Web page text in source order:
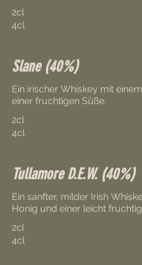
2cl
4cl
Slane (40%)
Ein irischer Whiskey mit
2cl
4cl
Tullamore D.E.W. (40%)
Ein sanfter, milder Irish
Honig und einer leicht
2cl
4cl